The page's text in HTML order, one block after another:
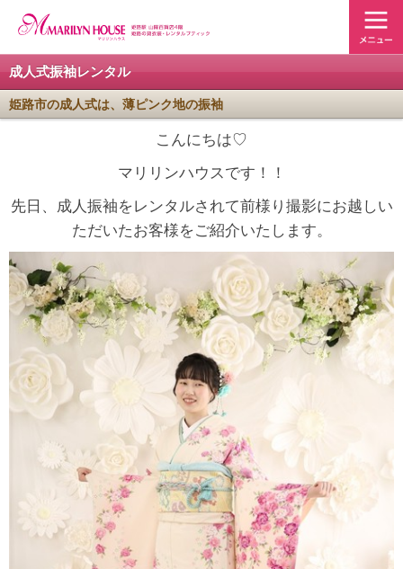
成人式振袖レンタル
姫路市の成人式は、薄ピンク地の振袖
こんにちは♡
マリリンハウスです！！
先日、成人振袖をレンタルされて前様り撮影にお越しい
ただいたお客様をご紹介いたします。